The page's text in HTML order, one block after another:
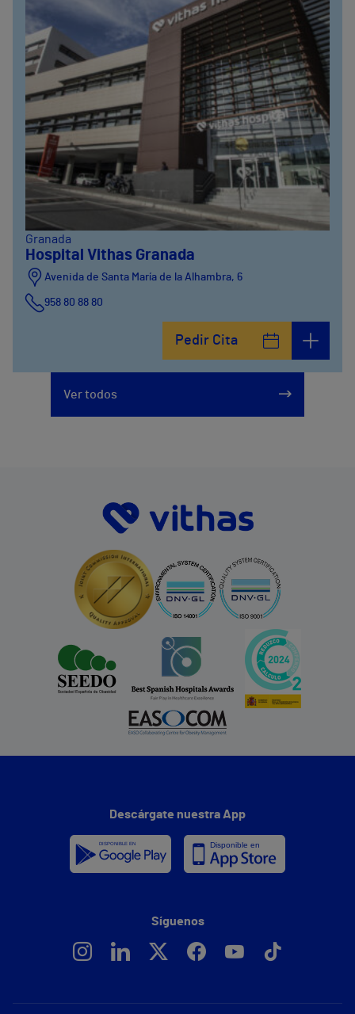
Granada
Hospital Vithas Granada
Avenida de Santa María de la Alhambra, 6
958 80 88 80
Pedir Cita
Ver todos
Descárgate nuestra App
Síguenos